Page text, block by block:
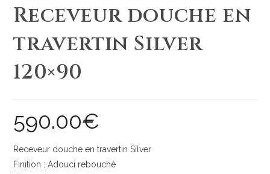
Receveur douche en
travertin Silver
120×90
590.00€
Receveur douche en travertin Silver
Finition : Adouci rebouché